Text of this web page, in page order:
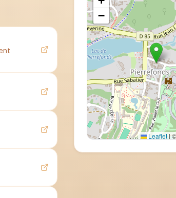
−
Leaflet |©
Itinéraire (Google